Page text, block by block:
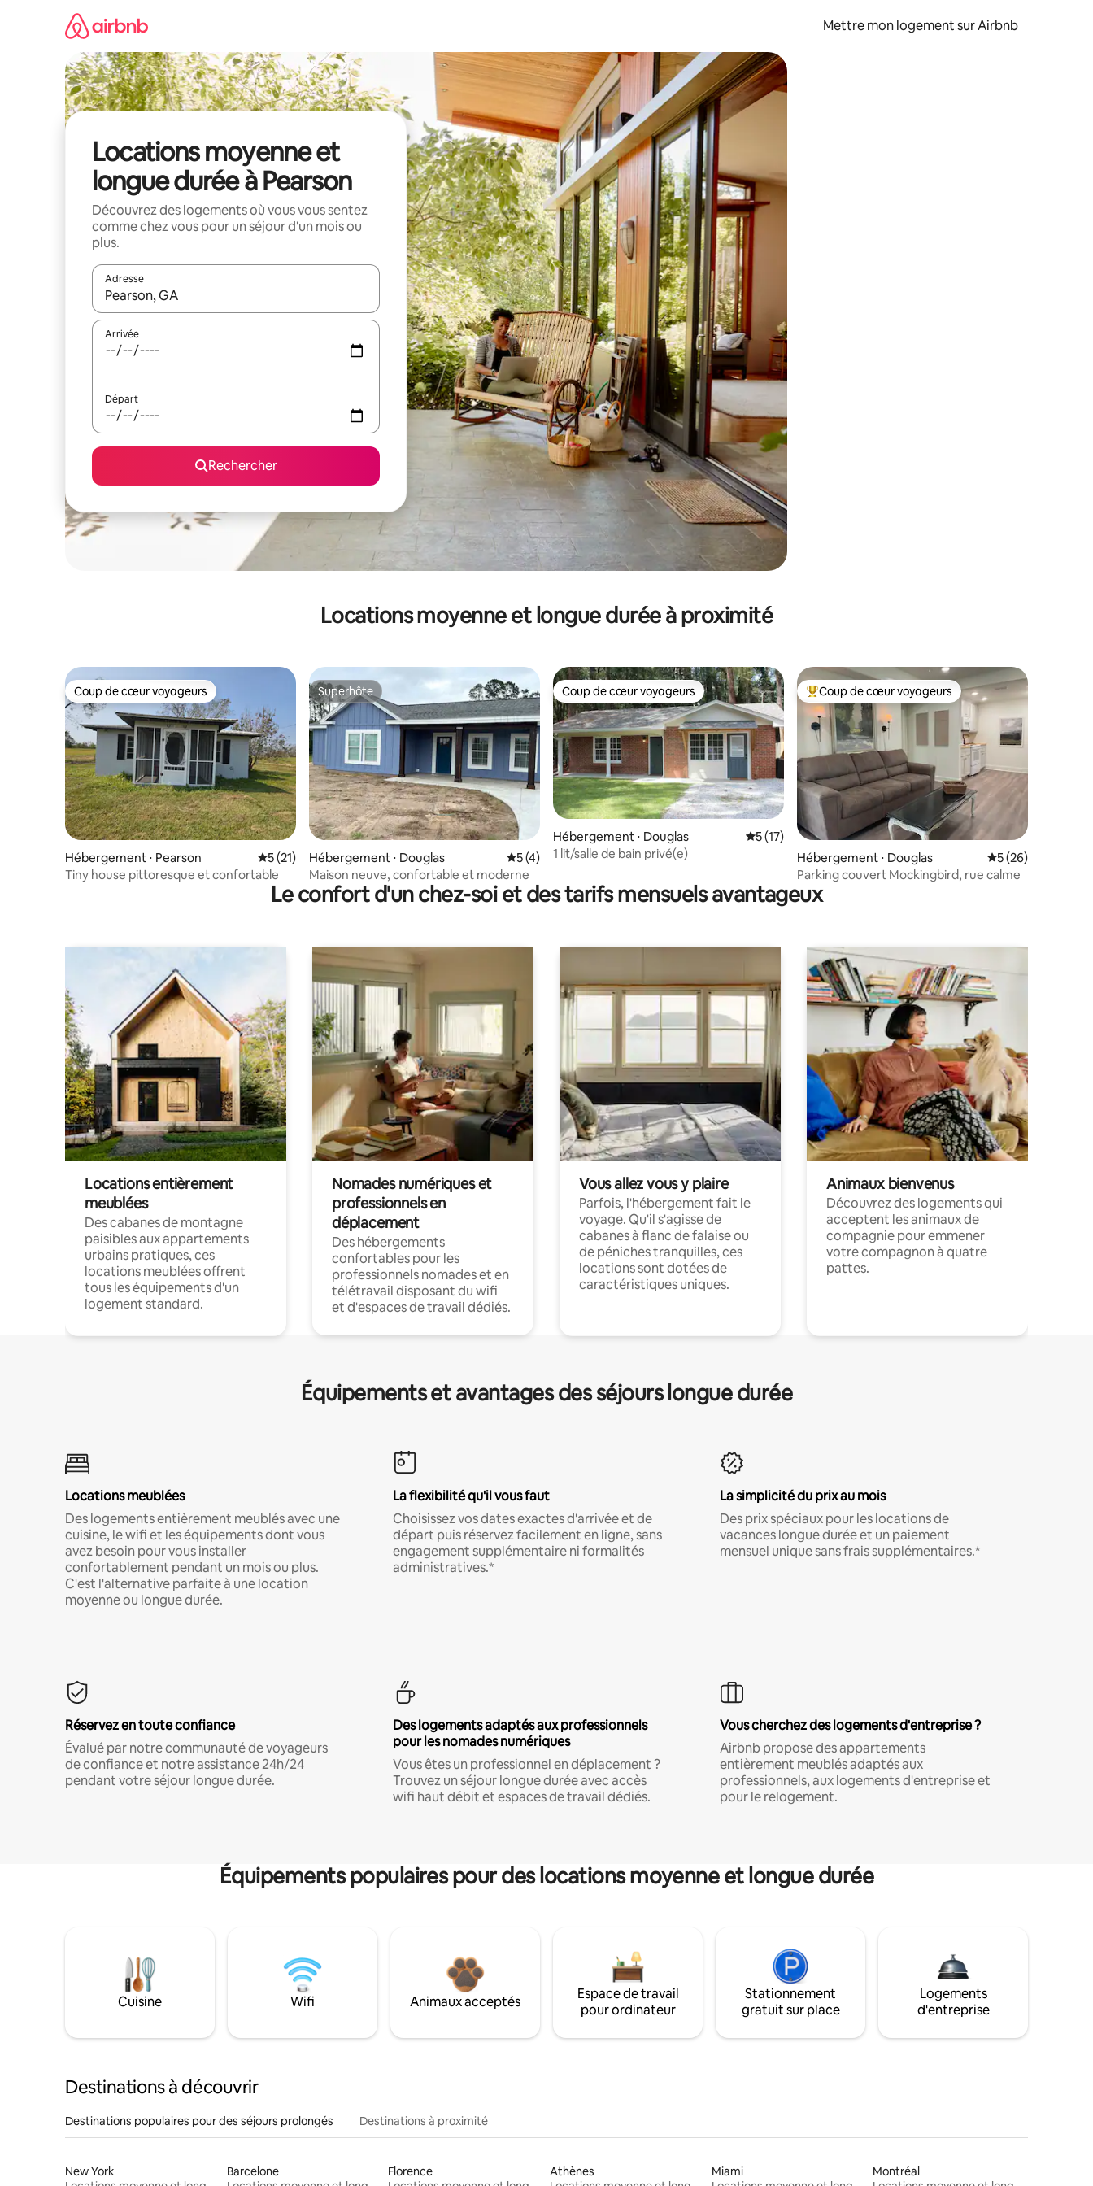
Mettre mon logement sur Airbnb
Locations moyenne et
longue durée à Pearson
Découvrez des logements où vous vous sentez
comme chez vous pour un séjour d'un mois ou
plus.
Adresse
Lorsque les résultats s'affichent, utilisez les flèches vers le haut et vers le bas pour les parcourir ou en appuyant et en faisant glisser.
Arrivée
Départ
Rechercher
Locations moyenne et longue durée à proximité
Coup de cœur voyageurs
Coup de cœur voyageurs
Hébergement ⋅ Pearson Évaluation moyenne sur la base de 21 commentaires : 5 sur 5
5 (21)
Tiny house pittoresque et confortable
Superhôte
Superhôte
Hébergement ⋅ Douglas Évaluation moyenne sur la base de 4 commentaires : 5 sur 5
5 (4)
Maison neuve, confortable et moderne
Coup de cœur voyageurs
Coup de cœur voyageurs
Hébergement ⋅ Douglas Évaluation moyenne sur la base de 17 commentaires : 5 sur 5
5 (17)
1 lit/salle de bain privé(e)
Coups de cœur voyageurs les plus appréciés
Coup de cœur voyageurs
Hébergement ⋅ Douglas Évaluation
5 (26)
Parking couvert Mockingbird, rue calme
Le confort d'un chez-soi et des tarifs mensuels avantageux
Locations entièrement
meublées
Des cabanes de montagne
paisibles aux appartements
urbains pratiques, ces
locations meublées offrent
tous les équipements d'un
logement standard.
Nomades numériques et
professionnels en
déplacement
Des hébergements
confortables pour les
professionnels nomades et en
télétravail disposant du wifi
et d'espaces de travail dédiés.
Vous allez vous y plaire
Parfois, l'hébergement fait le
voyage. Qu'il s'agisse de
cabanes à flanc de falaise ou
de péniches tranquilles, ces
locations sont dotées de
caractéristiques uniques.
Animaux bienvenus
Découvrez des logements qui
acceptent les animaux de
compagnie pour emmener
votre compagnon à quatre
pattes.
Équipements et avantages des séjours longue durée
Locations meublées
Des logements entièrement meublés avec une
cuisine, le wifi et les équipements dont vous
avez besoin pour vous installer
confortablement pendant un mois ou plus.
C'est l'alternative parfaite à une location
moyenne ou longue durée.
La flexibilité qu'il vous faut
Choisissez vos dates exactes d'arrivée et de
départ puis réservez facilement en ligne, sans
engagement supplémentaire ni formalités
administratives.*
La simplicité du prix au mois
Des prix spéciaux pour les locations de
vacances longue durée et un paiement
mensuel unique sans frais supplémentaires.*
Réservez en toute confiance
Évalué par notre communauté de voyageurs
de confiance et notre assistance 24h/24
pendant votre séjour longue durée.
Des logements adaptés aux professionnels
pour les nomades numériques
Vous êtes un professionnel en déplacement ?
Trouvez un séjour longue durée avec accès
wifi haut débit et espaces de travail dédiés.
Vous cherchez des logements d'entreprise ?
Airbnb propose des appartements
entièrement meublés adaptés aux
professionnels, aux logements d'entreprise et
pour le relogement.
Équipements populaires pour des locations moyenne et longue durée
Cuisine Wifi Animaux acceptés
Espace de travail
pour ordinateur
Stationnement
gratuit sur place
Logements
d'entreprise
Destinations à découvrir
Destinations populaires pour des séjours prolongés Destinations à proximité
New York
Barcelone
Florence
Athènes
Miami
Montréal